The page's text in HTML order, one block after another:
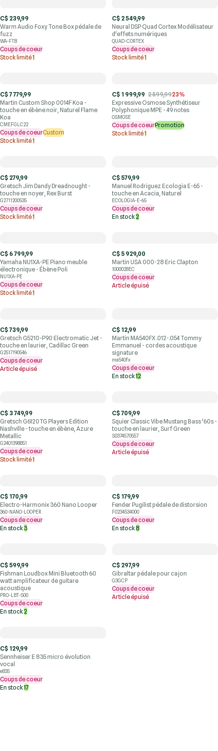
C$ 239,99
Warm Audio Foxy Tone Box pédale de
fuzz
WA-FTB
Coups de coeur
Stock limité1
C$ 2 549,99
Neural DSP Quad Cortex Modélisateur
d'effets numériques
QUAD-CORTEX
Coups de coeur
Stock limité1
C$ 7 779,99
Martin Custom Shop 0014F Koa -
touche en ébène noir, Naturel Flame
Koa
CMEFGLC22
Coups de coeurCustom
Stock limité1
C$ 1 999,99 2 599,9923%
Expressive Osmose Synthétiseur
Polyphonique MPE - 49 notes
OSMOSE
Coups de coeurPromotion
Stock limité1
C$ 279,99
Gretsch Jim Dandy Dreadnought -
touche en noyer, Rex Burst
G2711200535
Coups de coeur
Stock limité1
C$ 579,99
Manuel Rodriguez Ecologia E-65 -
touche en Acacia, Naturel
ECOLOGIA-E-65
Coups de coeur
En stock2
C$ 6 799,99
Yamaha NU1XA-PE Piano meuble
électronique - Ébène Poli
NU1XA-PE
Coups de coeur
Stock limité1
C$ 5 929,00
Martin USA 000-28 Eric Clapton
1000028EC
Coups de coeur
Article épuisé
C$ 739,99
Gretsch G5210-P90 Electromatic Jet -
touche en laurier, Cadillac Green
G2517190546
Coups de coeur
Article épuisé
C$ 12,99
Martin MA540FX .012-.054 Tommy
Emmanuel - cordes acoustique
signature
ma540fx
Coups de coeur
En stock12
C$ 3 749,99
Gretsch G6120TG Players Edition
Nashville - touche en ébène, Azure
Metallic
G2401398851
Coups de coeur
Stock limité1
C$ 709,99
Squier Classic Vibe Mustang Bass '60s -
touche en laurier, Surf Green
S0374570557
Coups de coeur
Article épuisé
C$ 170,99
Electro-Harmonix 360 Nano Looper
360-NANO-LOOPER
Coups de coeur
En stock 3
C$ 179,99
Fender Pugilist pédale de distorsion
F0234534000
Coups de coeur
En stock8
C$ 599,99
Fishman Loudbox Mini Bluetooth 60
watt amplificateur de guitare
acoustique
PRO-LBT-500
Coups de coeur
En stock2
C$ 297,99
Gibraltar pédale pour cajon
G3GCP
Coups de coeur
Article épuisé
C$ 129,99
Sennheiser E 835 micro évolution
vocal
e835
Coups de coeur
En stock17